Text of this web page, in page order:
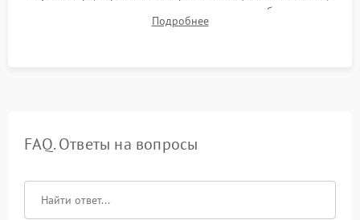
для контроля температурного режима и стабильности
системы под пиковой нагрузкой.
Подробнее
FAQ. Ответы на вопросы